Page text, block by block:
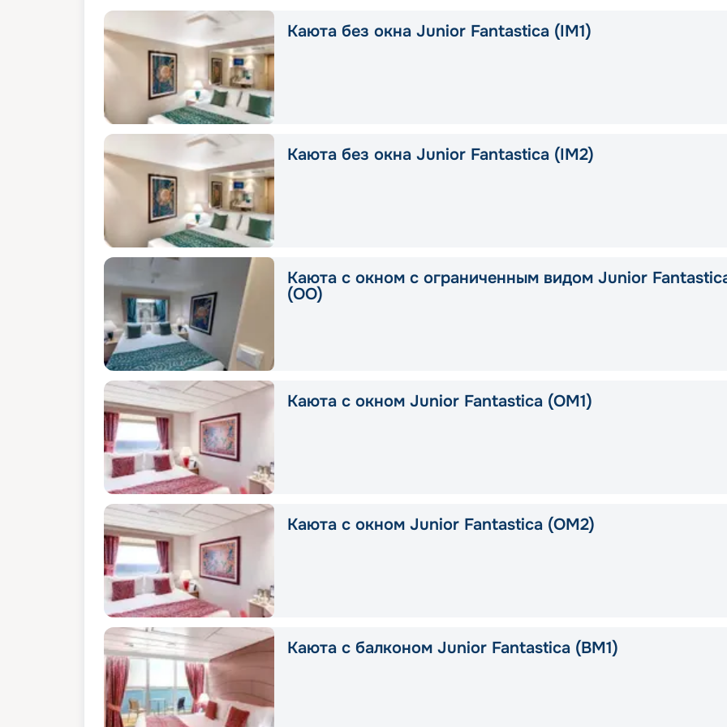
Каюта без окна Junior Fantastica (IM1)
Каюта без окна Junior Fantastica (IM2)
Каюта с окном с ограниченным видом Junior
(OO)
Каюта с окном Junior Fantastica (OM1)
Каюта с окном Junior Fantastica (OM2)
Каюта с балконом Junior Fantastica (BM1)